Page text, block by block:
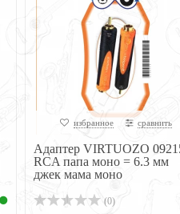
избранное сравнить
Адаптер VIRTUOZO
RCA папа моно = 6.3 мм
джек мама моно
(0)